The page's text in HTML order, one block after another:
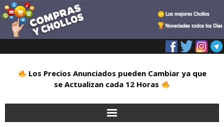
Los Precios Anunciados pueden Cambiar ya que
se Actualizan cada 12 Horas